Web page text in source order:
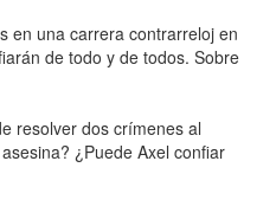
en una carrera contrarreloj en
de todo y de todos. Sobre
resolver dos crímenes al
¿Puede Axel confiar